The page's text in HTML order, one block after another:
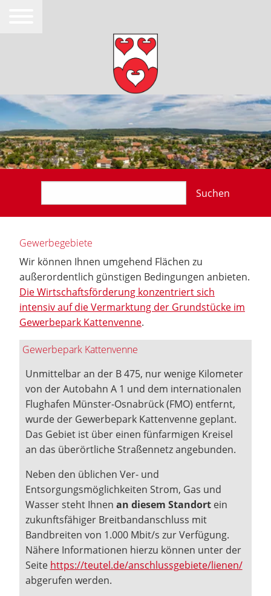
Suchen
Gewerbegebiete
Wir können Ihnen umgehend Flächen zu
außerordentlich günstigen Bedingungen anbieten.
Die Wirtschaftsförderung konzentriert sich
intensiv auf die Vermarktung der Grundstücke im
Gewerbepark Kattenvenne.
Gewerbepark Kattenvenne
Unmittelbar an der B 475, nur wenige Kilometer
von der Autobahn A 1 und dem internationalen
Flughafen Münster-Osnabrück (FMO) entfernt,
wurde der Gewerbepark Kattenvenne geplant.
Das Gebiet ist über einen fünfarmigen Kreisel
an das überörtliche Straßennetz angebunden.
Neben den üblichen Ver- und
Entsorgungsmöglichkeiten Strom, Gas und
Wasser steht Ihnen an diesem Standortein
zukunftsfähiger Breitbandanschluss mit
Bandbreiten von 1.000 Mbit/s zur Verfügung.
Nähere Informationen hierzu können unter der
Seite https://teutel.de/anschlussgebiete/lienen/
abgerufen werden.